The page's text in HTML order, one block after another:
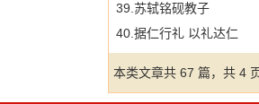
39.苏轼铭砚教子
40.据仁行礼 以礼达仁
本类文章共 67 篇，共 4